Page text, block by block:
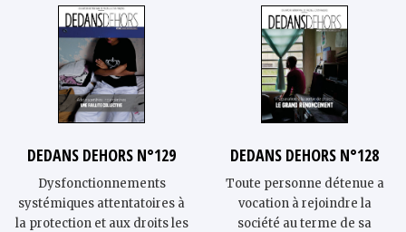
DEDANS DEHORS N°129
Dysfonctionnements
systémiques attentatoires à
la protection et aux droits les
DEDANS DEHORS N°128
Toute personne détenue a
vocation à rejoindre la
société au terme de sa